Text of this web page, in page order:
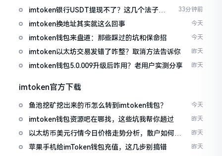
imtoken银行USDT提现不了？这几个法子能
帮你搞定
33分钟前
imtoken换地址其实就这么回事 今天
imtoken钱包来盘道：那些踩过的坑和保命招 今天
imtoken以太坊交易发错了咋整？取消方法告诉你 昨天
imtoken钱包5.0.009升级后咋用？老用户实测分享 昨天
imtoken官方下载
鱼池挖矿挖出来的币怎么转到imtoken钱包？ 今天
imtoken钱包资源吧在哪找，这些坑我帮你趟过 昨天
以太坊币美元行情今日价格走势分析，散户如何避
免追涨杀跌被套牢
昨天
苹果手机给imToken钱包充值，这几步别搞错 昨天